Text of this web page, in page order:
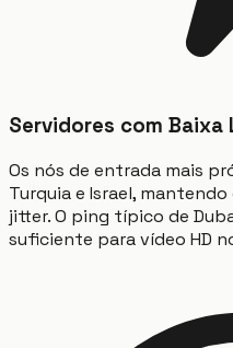
Servidores com Baixa
Os nós de entrada mais
Turquia e Israel,
jitter. O ping típico de
suficiente para vídeo HD